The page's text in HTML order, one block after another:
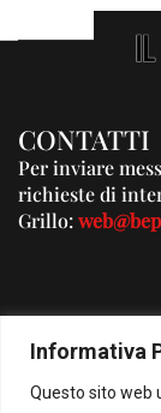
Informativa
Questo sito web
CONTATTI
Per inviare
richieste di
Grillo: